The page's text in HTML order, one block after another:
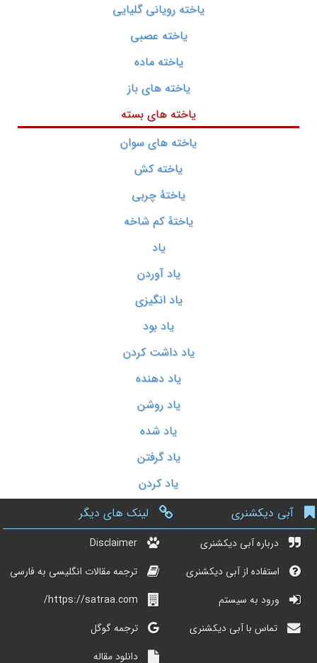
یاخته رویانی گلیایی
یاخته عصبی
یاخته ماده
یاخته های باز
یاخته های بسته
یاخته های سوان
یاخته کش
یاختۀ چربی
یاختۀ کم شاخه
یاد
یاد آوردن
یاد انگیزی
یاد بود
یاد داشت کردن
یاد دهنده
یاد روشن
یاد شده
یاد گرفتن
یاد کردن
آبی دیکشنری
درباره آبی دیکشنری
استفاده از آبی دیکشنری
ورود به سیستم
تماس با آبی دیکشنری
لینک های دیگر
Disclaimer
ترجمه مقالات انگلیسی به فارسی
https://satraa.com/
ترجمه گوگل
دانلود مقاله